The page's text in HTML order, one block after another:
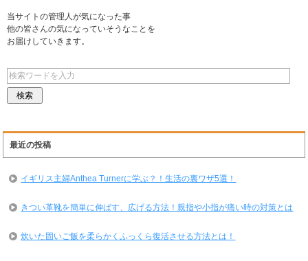
当サイトの管理人が気になった事
他の皆さんの気になっていそうなことを
お届けしていきます。
最近の投稿
イギリス主婦Anthea Turnerに学ぶ？！生活の裏ワザ5選！
きつい革靴を簡単に伸ばす、広げる方法！親指や小指が痛い時の対策とは
炊いた固いご飯を柔らかくふっくら復活させる方法とは！